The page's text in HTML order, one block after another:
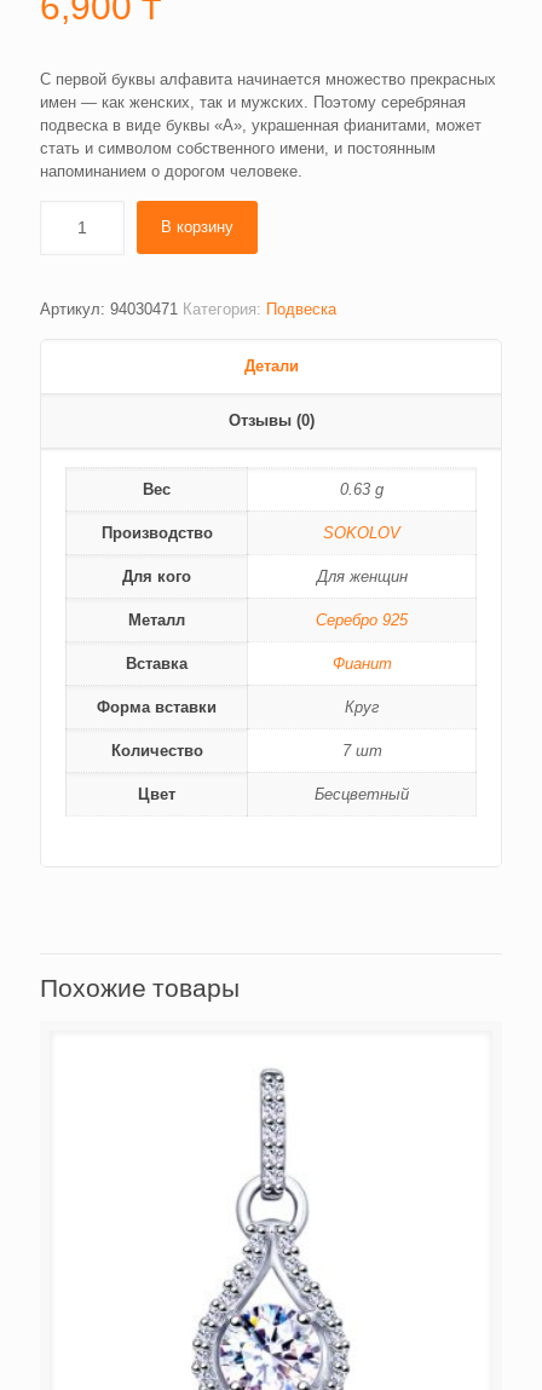
С первой буквы алфавита начинается множество прекрасных
имен — как женских, так и мужских. Поэтому серебряная
подвеска в виде буквы «А», украшенная фианитами, может
стать и символом собственного имени, и постоянным
напоминанием о дорогом человеке.
В корзину
Артикул: 94030471 Категория: Подвеска
Детали
Отзывы (0)
Вес 0.63 g
Производство SOKOLOV
Для кого Для женщин
Металл Серебро 925
Вставка Фианит
Форма вставки Круг
Количество 7 шт
Цвет Бесцветный
Похожие товары